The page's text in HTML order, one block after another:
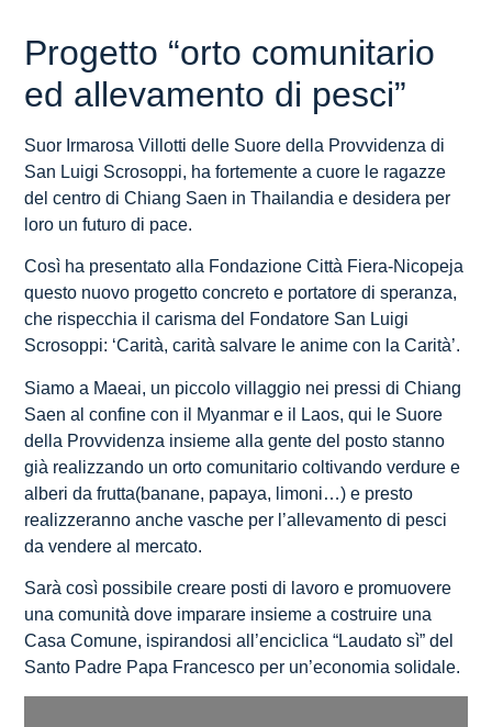
Progetto “orto comunitario
ed allevamento di pesci”
Suor Irmarosa Villotti delle Suore della Provvidenza di
San Luigi Scrosoppi, ha fortemente a cuore le ragazze
del centro di Chiang Saen in Thailandia e desidera per
loro un futuro di pace.
Così ha presentato alla Fondazione Città Fiera-Nicopeja
questo nuovo progetto concreto e portatore di speranza,
che rispecchia il carisma del Fondatore San Luigi
Scrosoppi: ‘Carità, carità salvare le anime con la Carità’.
Siamo a Maeai, un piccolo villaggio nei pressi di Chiang
Saen al confine con il Myanmar e il Laos, qui le Suore
della Provvidenza insieme alla gente del posto stanno
già realizzando un orto comunitario coltivando verdure e
alberi da frutta(banane, papaya, limoni…) e presto
realizzeranno anche vasche per l’allevamento di pesci
da vendere al mercato.
Sarà così possibile creare posti di lavoro e promuovere
una comunità dove imparare insieme a costruire una
Casa Comune, ispirandosi all’enciclica “Laudato sì” del
Santo Padre Papa Francesco per un’economia solidale.